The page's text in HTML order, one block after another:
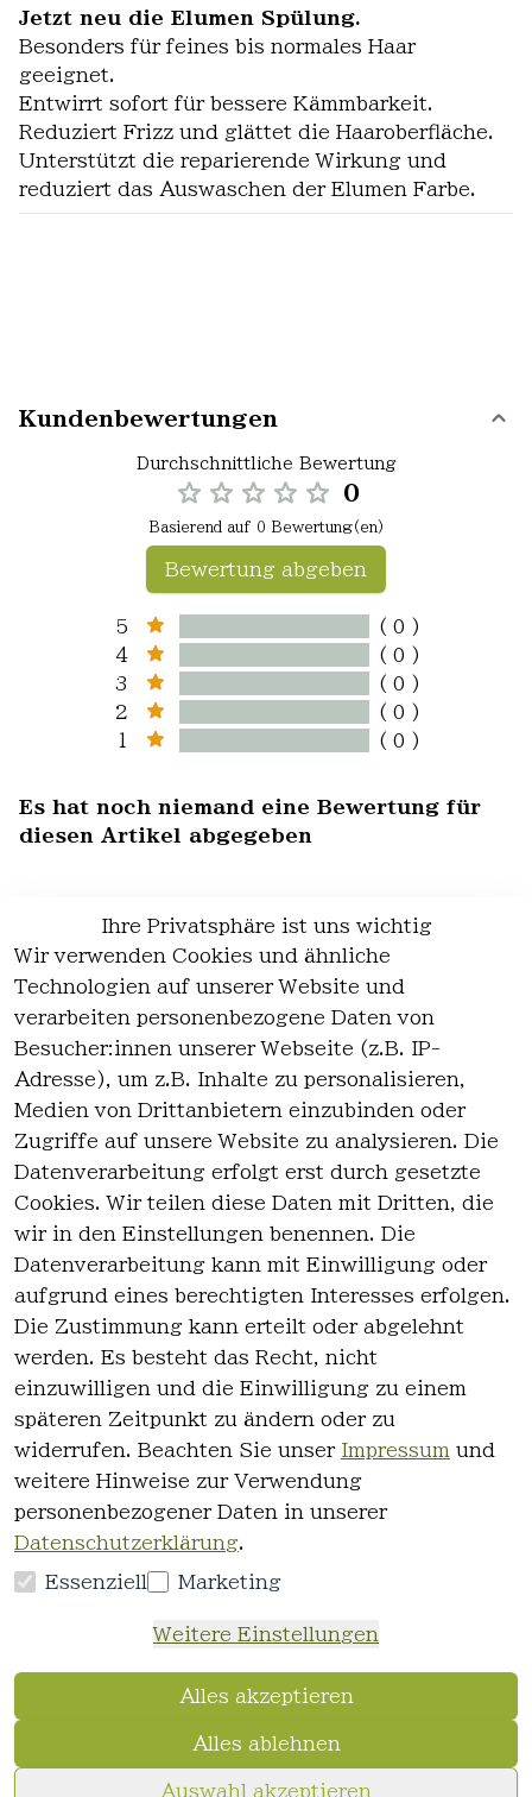
Jetzt neu die Elumen Spülung.
Besonders für feines bis normales Haar
geeignet.
Entwirrt sofort für bessere Kämmbarkeit.
Reduziert Frizz und glättet die Haaroberfläche.
Unterstützt die reparierende Wirkung und
reduziert das Auswaschen der Elumen Farbe.
Kundenbewertungen
Durchschnittliche Bewertung
0
Basierend auf 0 Bewertung(en)
Bewertung abgeben
5
( 0 )
4
( 0 )
3
( 0 )
2
( 0 )
1
( 0 )
Es hat noch niemand eine Bewertung für
diesen Artikel abgegeben
EU-Verantwortliche Person - klicken Sie
für Details
Ihre Privatsphäre ist uns wichtig
Wir verwenden Cookies und ähnliche
Technologien auf unserer Website und
verarbeiten personenbezogene Daten von
Besucher:innen unserer Webseite (z.B. IP-
Adresse), um z.B. Inhalte zu personalisieren,
Medien von Drittanbietern einzubinden oder
Zugriffe auf unsere Website zu analysieren. Die
Datenverarbeitung erfolgt erst durch gesetzte
Cookies. Wir teilen diese Daten mit Dritten, die
wir in den Einstellungen benennen. Die
Datenverarbeitung kann mit Einwilligung oder
aufgrund eines berechtigten Interesses erfolgen.
Die Zustimmung kann erteilt oder abgelehnt
werden. Es besteht das Recht, nicht
einzuwilligen und die Einwilligung zu einem
späteren Zeitpunkt zu ändern oder zu
widerrufen. Beachten Sie unser Impressum und
weitere Hinweise zur Verwendung
personenbezogener Daten in unserer
Datenschutzerklärung.
Essenziell Marketing
Weitere Einstellungen
Alles akzeptieren
Alles ablehnen
Auswahl akzeptieren
es
AGB
Datenschutz
Widerrufsre
cht
Kontakt
Kontakt
Registrieren
widerrufen
© FriseurWeisser.de 2026